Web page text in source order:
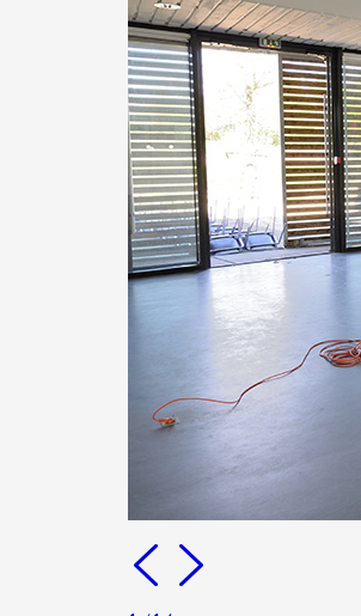
Crédits
Actions
Documentation
Visites d'ateliers
Production vidéo
Formation
Événements